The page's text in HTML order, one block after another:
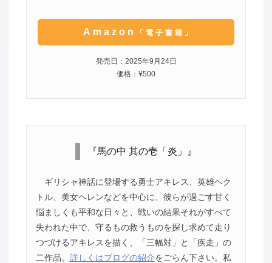
Amazon 「電子書籍」
発売日：2025年9月24日
価格：¥500
『馬の中 其の壱「炎」』
ギリシャ神話に登場する勇士アキレス、英雄ヘク
トル、美女ヘレンなどを中心に、彼らが過ごす甘く
悩ましくも平和な日々と、戦いの結果それがすべて
失われた中で、守るもの救うものを探し求めて走り
つづけるアキレスを描く、「三幅対」と「疾走」の
二作品。 詳しくはブログの紹介をごらん下さい。私